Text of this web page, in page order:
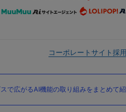
コーポレートサイト採
で広がるAI機能の取り組みをまとめて紹